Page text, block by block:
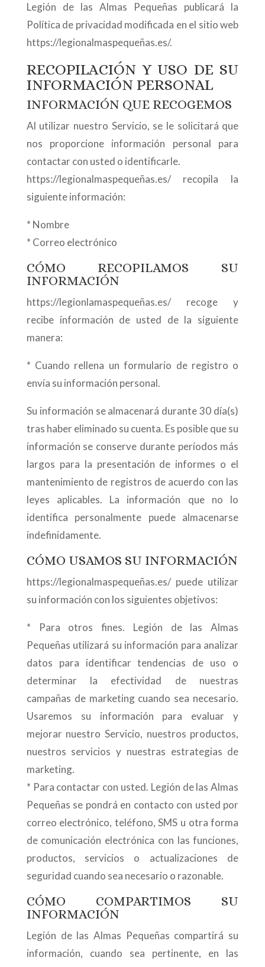
Legión de las Almas Pequeñas publicará la
Política de privacidad modificada en el sitio web
https://legionalmaspequeñas.es/.
RECOPILACIÓN Y USO DE SU
INFORMACIÓN PERSONAL
INFORMACIÓN QUE RECOGEMOS
Al utilizar nuestro Servicio, se le solicitará que
nos proporcione información personal para
contactar con usted o identificarle.
https://legionalmaspequeñas.es/ recopila la
siguiente información:
* Nombre
* Correo electrónico
CÓMO RECOPILAMOS SU
INFORMACIÓN
https://legionlamaspequeñas.es/ recoge y
recibe información de usted de la siguiente
manera:
* Cuando rellena un formulario de registro o
envía su información personal.
Su información se almacenará durante 30 día(s)
tras haber eliminado su cuenta. Es posible que su
información se conserve durante períodos más
largos para la presentación de informes o el
mantenimiento de registros de acuerdo con las
leyes aplicables. La información que no lo
identifica personalmente puede almacenarse
indefinidamente.
CÓMO USAMOS SU INFORMACIÓN
https://legionalmaspequeñas.es/ puede utilizar
su información con los siguientes objetivos:
* Para otros fines. Legión de las Almas
Pequeñas utilizará su información para analizar
datos para identificar tendencias de uso o
determinar la efectividad de nuestras
campañas de marketing cuando sea necesario.
Usaremos su información para evaluar y
mejorar nuestro Servicio, nuestros productos,
nuestros servicios y nuestras estrategias de
marketing.
* Para contactar con usted. Legión de las Almas
Pequeñas se pondrá en contacto con usted por
correo electrónico, teléfono, SMS u otra forma
de comunicación electrónica con las funciones,
productos, servicios o actualizaciones de
seguridad cuando sea necesario o razonable.
CÓMO COMPARTIMOS SU
INFORMACIÓN
Legión de las Almas Pequeñas compartirá su
información, cuando sea pertinente, en las